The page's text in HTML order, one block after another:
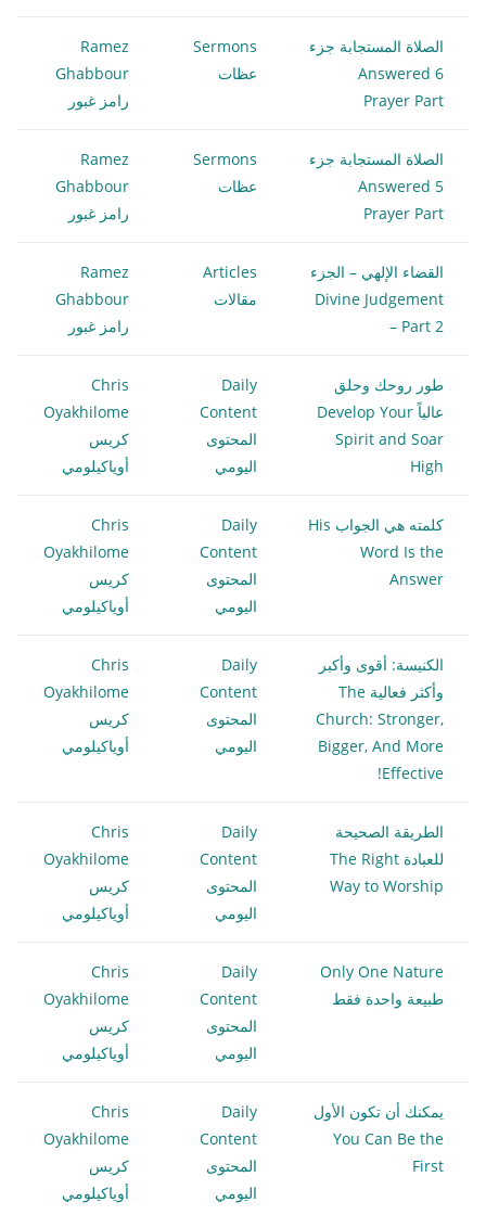
الصلاة المستجابة جزء
6 Answered
Prayer Part
Sermons
عظات
Ramez
Ghabbour
رامز غبور
الصلاة المستجابة جزء
5 Answered
Prayer Part
Sermons
عظات
Ramez
Ghabbour
رامز غبور
القضاء الإلهي – الجزء
Divine Judgement
– Part 2
Articles
مقالات
Ramez
Ghabbour
رامز غبور
طور روحك وحلق
عالياً Develop Your
Spirit and Soar
High
Daily
Content
المحتوى
اليومي
Chris
Oyakhilome
كريس
أوياكيلومي
كلمته هي الجواب His
Word Is the
Answer
Daily
Content
المحتوى
اليومي
Chris
Oyakhilome
كريس
أوياكيلومي
الكنيسة: أقوى وأكبر
وأكثر فعالية The
Church: Stronger,
Bigger, And More
Effective!
Daily
Content
المحتوى
اليومي
Chris
Oyakhilome
كريس
أوياكيلومي
الطريقة الصحيحة
للعبادة The Right
Way to Worship
Daily
Content
المحتوى
اليومي
Chris
Oyakhilome
كريس
أوياكيلومي
Only One Nature
طبيعة واحدة فقط
Daily
Content
المحتوى
اليومي
Chris
Oyakhilome
كريس
أوياكيلومي
يمكنك أن تكون الأول
You Can Be the
First
Daily
Content
المحتوى
اليومي
Chris
Oyakhilome
كريس
أوياكيلومي